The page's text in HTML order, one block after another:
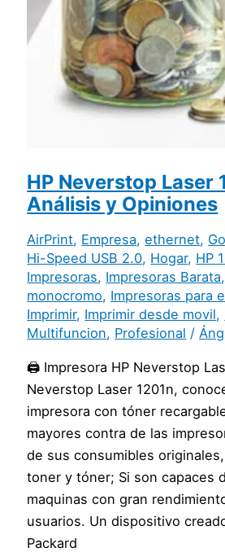
HP Neverstop Laser
Análisis y Opiniones
AirPrint, Empresa,ethernet,
Hi-Speed USB 2.0, Hogar, HP
Impresoras, Impresoras Barata,
monocromo, Impresoras para
Imprimir, Imprimir desde movil,
Multifuncion, Profesional /
🖨️ Impresora HP Neverstop
Neverstop Laser 1201n,
impresora con tóner
mayores contra de las
de sus consumibles
toner y tóner; Si son capaces
maquinas con gran
usuarios. Un dispositivo
Packard